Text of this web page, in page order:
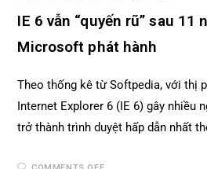
IE 6 vẫn “quyến rũ” sau 11
Microsoft phát hành
Theo thống kê từ Softpedia, với thị
Internet Explorer 6 (IE 6) gây nhiều
trở thành trình duyệt hấp dẫn nhất